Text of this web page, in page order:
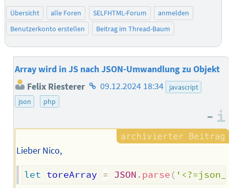
Übersicht alle Foren SELFHTML-Forum
anmelden
Benutzerkonto erstellen
Beitrag im Thread-Baum
Array wird in JS nach JSON-Umwandlung zu Objekt
Felix Riesterer Homepage
09.12.2024 18:34
javascript
json
php
–
Lieber Nico,
let toreArray = JSON . parse (